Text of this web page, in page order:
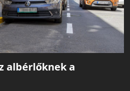
albérlőknek a